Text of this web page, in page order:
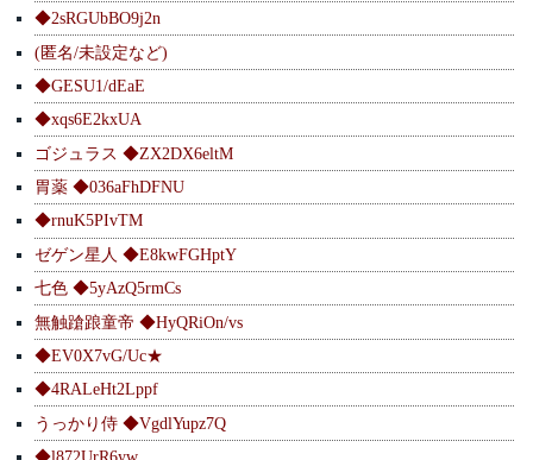
◆2sRGUbBO9j2n
(匿名/未設定など)
◆GESU1/dEaE
◆xqs6E2kxUA
ゴジュラス ◆ZX2DX6eltM
胃薬 ◆036aFhDFNU
◆rnuK5PIvTM
ゼゲン星人 ◆E8kwFGHptY
七色 ◆5yAzQ5rmCs
無触蹌踉童帝 ◆HyQRiOn/vs
◆EV0X7vG/Uc★
◆4RALeHt2Lppf
うっかり侍 ◆VgdlYupz7Q